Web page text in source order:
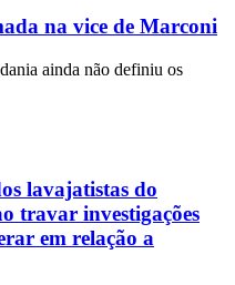
na vice de Marconi
ainda não definiu os
lavajatistas do
travar investigações
em relação a